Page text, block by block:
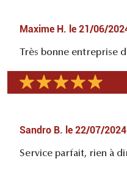
Maxime H. le 21/06/
Très bonne entreprise
Sandro B. le 22/07/2024
Service parfait, rien à